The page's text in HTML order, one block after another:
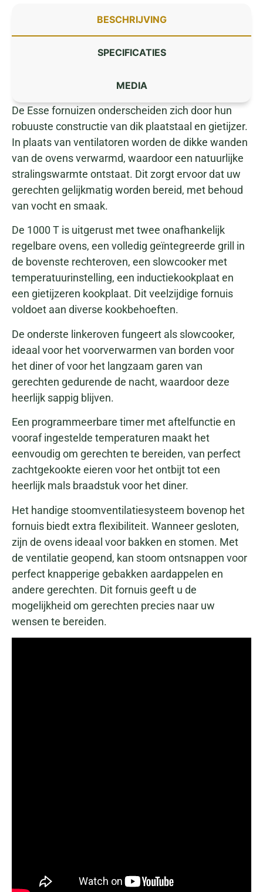
BESCHRIJVING
SPECIFICATIES
MEDIA
De Esse fornuizen onderscheiden zich door hun
robuuste constructie van dik plaatstaal en gietijzer.
In plaats van ventilatoren worden de dikke wanden
van de ovens verwarmd, waardoor een natuurlijke
stralingswarmte ontstaat. Dit zorgt ervoor dat uw
gerechten gelijkmatig worden bereid, met behoud
van vocht en smaak.
De 1000 T is uitgerust met twee onafhankelijk
regelbare ovens, een volledig geïntegreerde grill in
de bovenste rechteroven, een slowcooker met
temperatuurinstelling, een inductiekookplaat en
een gietijzeren kookplaat. Dit veelzijdige fornuis
voldoet aan diverse kookbehoeften.
De onderste linkeroven fungeert als slowcooker,
ideaal voor het voorverwarmen van borden voor
het diner of voor het langzaam garen van
gerechten gedurende de nacht, waardoor deze
heerlijk sappig blijven.
Een programmeerbare timer met aftelfunctie en
vooraf ingestelde temperaturen maakt het
eenvoudig om gerechten te bereiden, van perfect
zachtgekookte eieren voor het ontbijt tot een
heerlijk mals braadstuk voor het diner.
Het handige stoomventilatiesysteem bovenop het
fornuis biedt extra flexibiliteit. Wanneer gesloten,
zijn de ovens ideaal voor bakken en stomen. Met
de ventilatie geopend, kan stoom ontsnappen voor
perfect knapperige gebakken aardappelen en
andere gerechten. Dit fornuis geeft u de
mogelijkheid om gerechten precies naar uw
wensen te bereiden.